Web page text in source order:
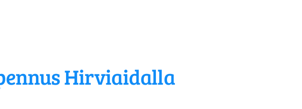
Hirviaidalla